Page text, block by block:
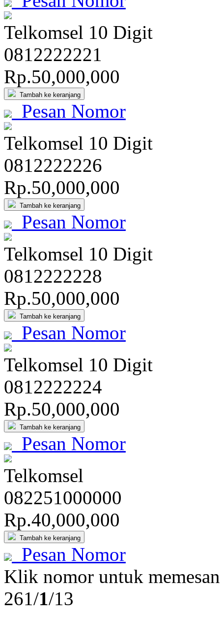
Telkomsel 10 Digit
0812222221
Rp.50,000,000
Tambah ke keranjang
Pesan Nomor
Telkomsel 10 Digit
0812222226
Rp.50,000,000
Tambah ke keranjang
Pesan Nomor
Telkomsel 10 Digit
0812222228
Rp.50,000,000
Tambah ke keranjang
Pesan Nomor
Telkomsel 10 Digit
0812222224
Rp.50,000,000
Tambah ke keranjang
Pesan Nomor
Telkomsel
082251000000
Rp.40,000,000
Tambah ke keranjang
Pesan Nomor
Klik nomor untuk memesan
261/1/13